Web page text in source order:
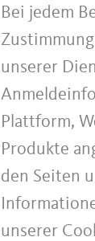
Bei jedem
unserer
Plattform,
Produkte
den Seiten
unserer